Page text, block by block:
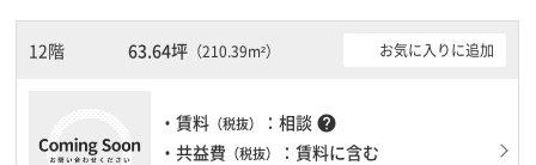
りますので、耐震性がしっかりとしています。土日・祝日も利用可
能になりますので時間帯を気にせず利用できます。駐車場もありま
までの待ち時間があまりかかりません。
12階 63.64坪 （210.39m²） お気に入りに追加
・賃料 （税抜） ：相談 help
・共益費 （税抜）
：賃料に含む